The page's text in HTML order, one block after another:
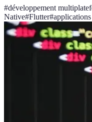
#développement
Native#Flutter#